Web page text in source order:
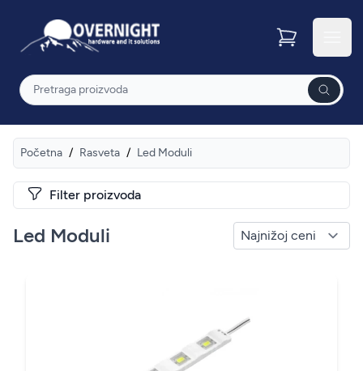
Overnight
Pretraga
Početna / Rasveta / Led Moduli
Filter proizvoda
Led Moduli